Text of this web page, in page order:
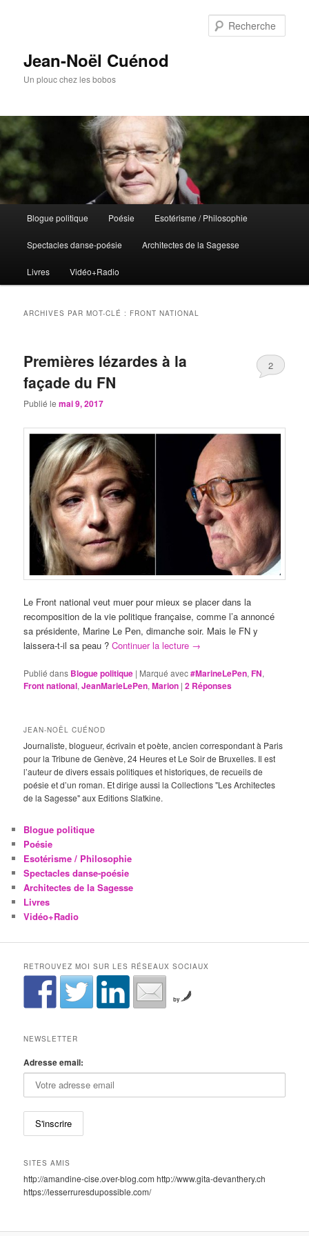
Jean-Noël Cuénod
Un plouc chez les bobos
Aller
au
contenu
principal
Aller
au
contenu
secondaire
Blogue politique Poésie Esotérisme / Philosophie
Spectacles danse-poésie Architectes de la Sagesse
Livres Vidéo+Radio
ARCHIVES PAR MOT-CLÉ : FRONT NATIONAL
Premières lézardes à la
façade du FN
Publié lemai 9, 2017
2
Le Front national veut muer pour mieux se placer dans la
recomposition de la vie politique française, comme l’a annoncé
sa présidente, Marine Le Pen, dimanche soir. Mais le FN y
laissera-t-il sa peau ?Continuer la lecture →
Publié dans Blogue politique | Marqué avec#MarineLePen,FN,
Front national,JeanMarieLePen,Marion |2 Réponses
JEAN-NOËL CUÉNOD
Journaliste, blogueur, écrivain et poète, ancien correspondant à Paris
pour la Tribune de Genève, 24 Heures et Le Soir de Bruxelles. Il est
l’auteur de divers essais politiques et historiques, de recueils de
poésie et d’un roman. Et dirige aussi la Collections "Les Architectes
de la Sagesse" aux Editions Slatkine.
Blogue politique
Poésie
Esotérisme / Philosophie
Spectacles danse-poésie
Architectes de la Sagesse
Livres
Vidéo+Radio
RETROUVEZ MOI SUR LES RÉSEAUX SOCIAUX
by
NEWSLETTER
Adresse email:
SITES AMIS
http://amandine-cise.over-blog.com http://www.gita-devanthery.ch
https://lesserruresdupossible.com/